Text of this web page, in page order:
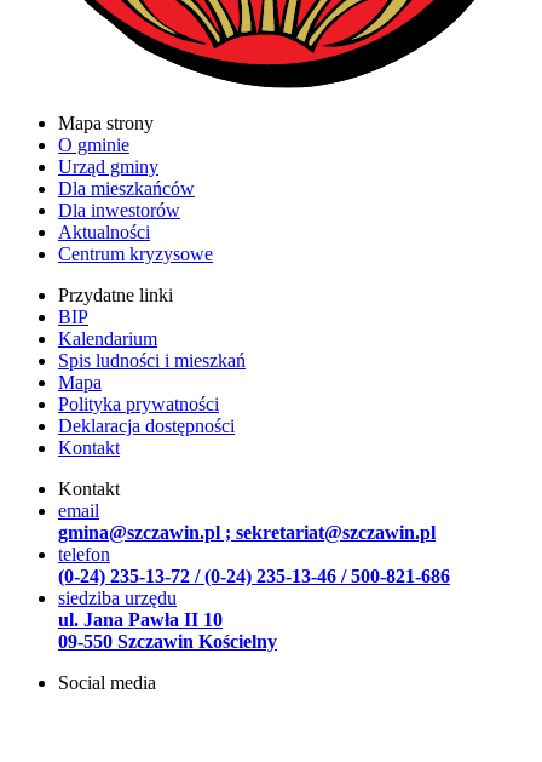
Mapa strony
O gminie
Urząd gminy
Dla mieszkańców
Dla inwestorów
Aktualności
Centrum kryzysowe
Przydatne linki
BIP
Kalendarium
Spis ludności i mieszkań
Mapa
Polityka prywatności
Deklaracja dostępności
Kontakt
Kontakt
email
gmina@szczawin.pl ; sekretariat@szczawin.pl
telefon
(0-24) 235-13-72 / (0-24) 235-13-46 / 500-821-686
siedziba urzędu
ul. Jana Pawła II 10
09-550 Szczawin Kościelny
Social media